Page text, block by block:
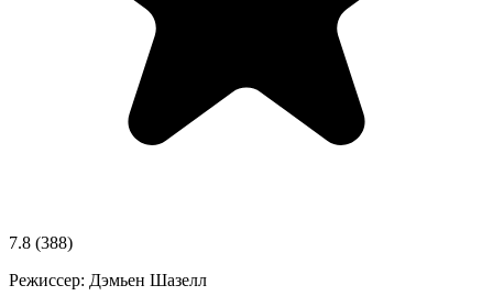
7.8 (388)
Режиссер: Дэмьен Шазелл